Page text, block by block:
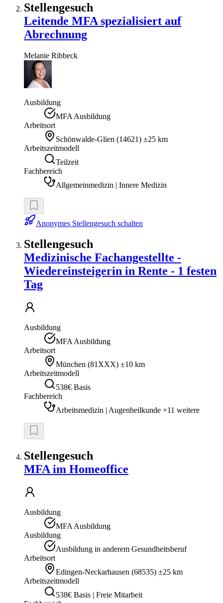
Stellengesuch
Leitende MFA spezialisiert auf
Abrechnung
Melanie Ribbeck
Ausbildung
MFA Ausbildung
Arbeitsort
Schönwalde-Glien (14621) ±25 km
Arbeitszeitmodell
Teilzeit
Fachbereich
Allgemeinmedizin | Innere Medizin
Anonymes Stellengesuch schalten
Stellengesuch
Medizinische Fachangestellte -
Wiedereinsteigerin in Rente - 1 festen
Tag
Ausbildung
MFA Ausbildung
Arbeitsort
München (81XXX) ±10 km
Arbeitszeitmodell
538€ Basis
Fachbereich
Arbeitsmedizin | Augenheilkunde +11 weitere
Stellengesuch
MFA im Homeoffice
Ausbildung
MFA Ausbildung
Ausbildung
Ausbildung in anderem Gesundheitsberuf
Arbeitsort
Edingen-Neckarhausen (68535) ±25 km
Arbeitszeitmodell
538€ Basis | Freie Mitarbeit